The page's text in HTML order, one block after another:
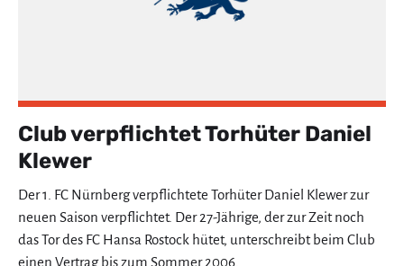
Club verpflichtet Torhüter Daniel
Klewer
Der 1. FC Nürnberg verpflichtete Torhüter Daniel Klewer zur
neuen Saison verpflichtet. Der 27-Jährige, der zur Zeit noch
das Tor des FC Hansa Rostock hütet, unterschreibt beim Club
einen Vertrag bis zum Sommer 2006.